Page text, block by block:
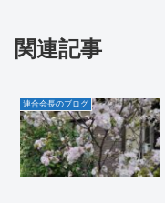
関連記事
連合会長のブログ